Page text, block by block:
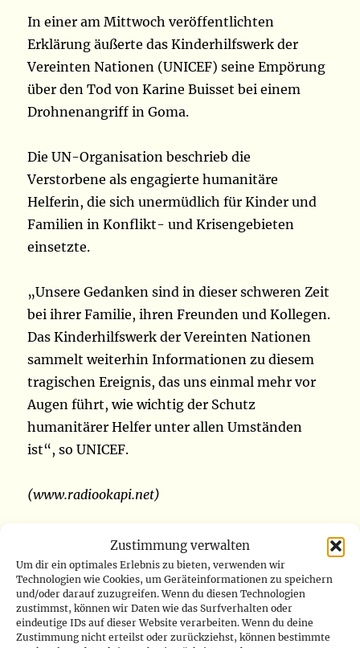
Zustimmung verwalten
Um dir ein optimales Erlebnis zu bieten, verwenden wir
Technologien wie Cookies, um Geräteinformationen zu speichern
und/oder darauf zuzugreifen. Wenn du diesen Technologien
zustimmst, können wir Daten wie das Surfverhalten oder
eindeutige IDs auf dieser Website verarbeiten. Wenn du deine
Zustimmung nicht erteilst oder zurückziehst, können bestimmte
In einer am Mittwoch veröffentlichten
Erklärung äußerte das Kinderhilfswerk der
Vereinten Nationen (UNICEF) seine Empörung
über den Tod von Karine Buisset bei einem
Drohnenangriff in Goma.
Die UN-Organisation beschrieb die
Verstorbene als engagierte humanitäre
Helferin, die sich unermüdlich für Kinder und
Familien in Konflikt- und Krisengebieten
einsetzte.
„Unsere Gedanken sind in dieser schweren Zeit
bei ihrer Familie, ihren Freunden und Kollegen.
Das Kinderhilfswerk der Vereinten Nationen
sammelt weiterhin Informationen zu diesem
tragischen Ereignis, das uns einmal mehr vor
Augen führt, wie wichtig der Schutz
humanitärer Helfer unter allen Umständen
ist“, so UNICEF.
(www.radiookapi.net)
DR Kongo: Tod eines
französischen Helfers in Goma
löst zahlreiche Reaktionen aus